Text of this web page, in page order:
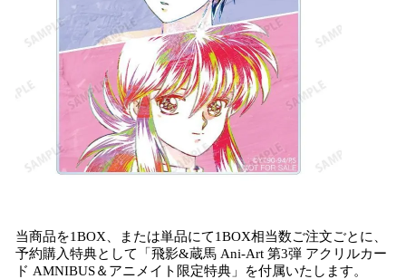
当商品を1BOX、または単品にて1BOX相当数ご注文ごとに、
予約購入特典として「飛影&蔵馬 Ani-Art 第3弾 アクリルカー
ド AMNIBUS＆アニメイト限定特典」を付属いたします。